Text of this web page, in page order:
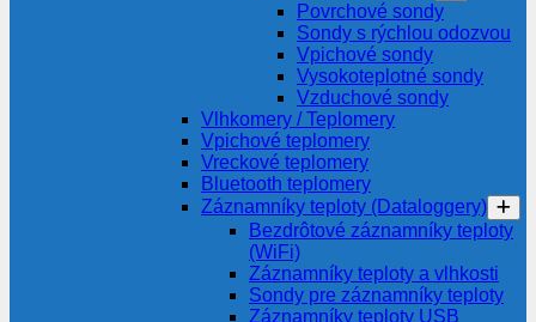
Povrchové sondy
Sondy s rýchlou odozvou
Vpichové sondy
Vysokoteplotné sondy
Vzduchové sondy
Vlhkomery / Teplomery
Vpichové teplomery
Vreckové teplomery
Bluetooth teplomery
Záznamníky teploty (Dataloggery)
Bezdrôtové záznamníky teploty
(WiFi)
Záznamníky teploty a vlhkosti
Sondy pre záznamníky teploty
Záznamníky teploty USB